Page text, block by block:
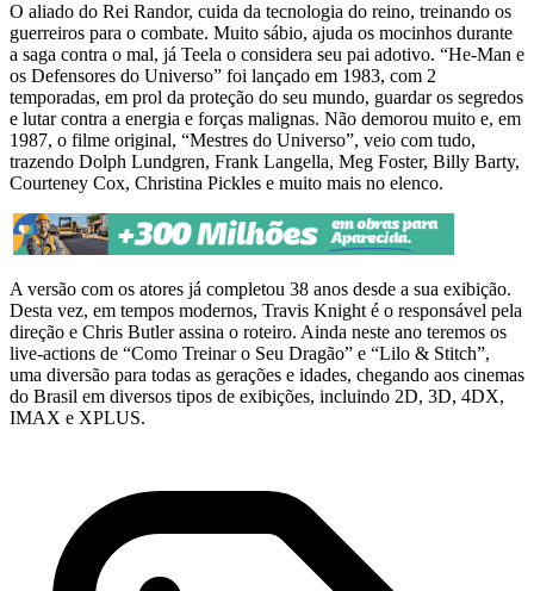
O aliado do Rei Randor, cuida da tecnologia do reino, treinando os
guerreiros para o combate. Muito sábio, ajuda os mocinhos durante
a saga contra o mal, já Teela o considera seu pai adotivo. “He-Man e
os Defensores do Universo” foi lançado em 1983, com 2
temporadas, em prol da proteção do seu mundo, guardar os segredos
e lutar contra a energia e forças malignas. Não demorou muito e, em
1987, o filme original, “Mestres do Universo”, veio com tudo,
trazendo Dolph Lundgren, Frank Langella, Meg Foster, Billy Barty,
Courteney Cox, Christina Pickles e muito mais no elenco.
A versão com os atores já completou 38 anos desde a sua exibição.
Desta vez, em tempos modernos, Travis Knight é o responsável pela
direção e Chris Butler assina o roteiro. Ainda neste ano teremos os
live-actions de “Como Treinar o Seu Dragão” e “Lilo & Stitch”,
uma diversão para todas as gerações e idades, chegando aos cinemas
do Brasil em diversos tipos de exibições, incluindo 2D, 3D, 4DX,
IMAX e XPLUS.